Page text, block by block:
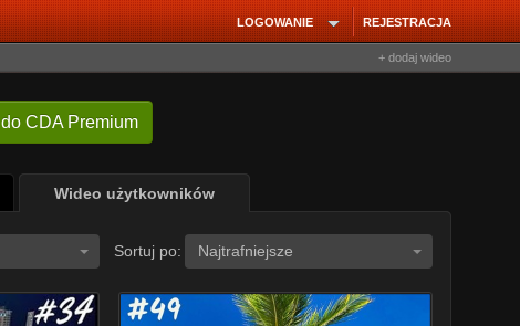
REJESTRACJA
LOGOWANIE
+ dodaj wideo
do CDA Premium
Wideo użytkowników
Sortuj po: Najtrafniejsze